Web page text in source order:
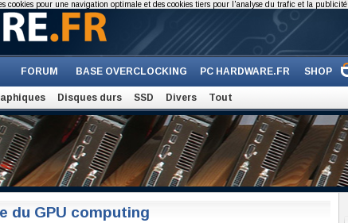
FORUM BASE OVERCLOCKING PC HARDWARE.FR SHOP
Disques durs SSD Divers Tout
du GPU computing
cookies pour une navigation optimale et des cookies tiers pour l'analyse du trafic et la publicité